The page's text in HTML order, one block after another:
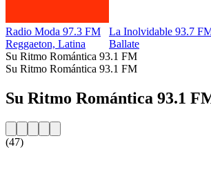
Radio Moda 97.3 FM
Reggaeton, Latina
La Inolvidable 93.7
Ballate
Su Ritmo Romántica 93.1 FM
Su Ritmo Romántica 93.1 FM
Su Ritmo Romántica 93.1
(47)